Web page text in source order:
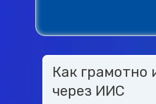
Как грамотно
через ИИС